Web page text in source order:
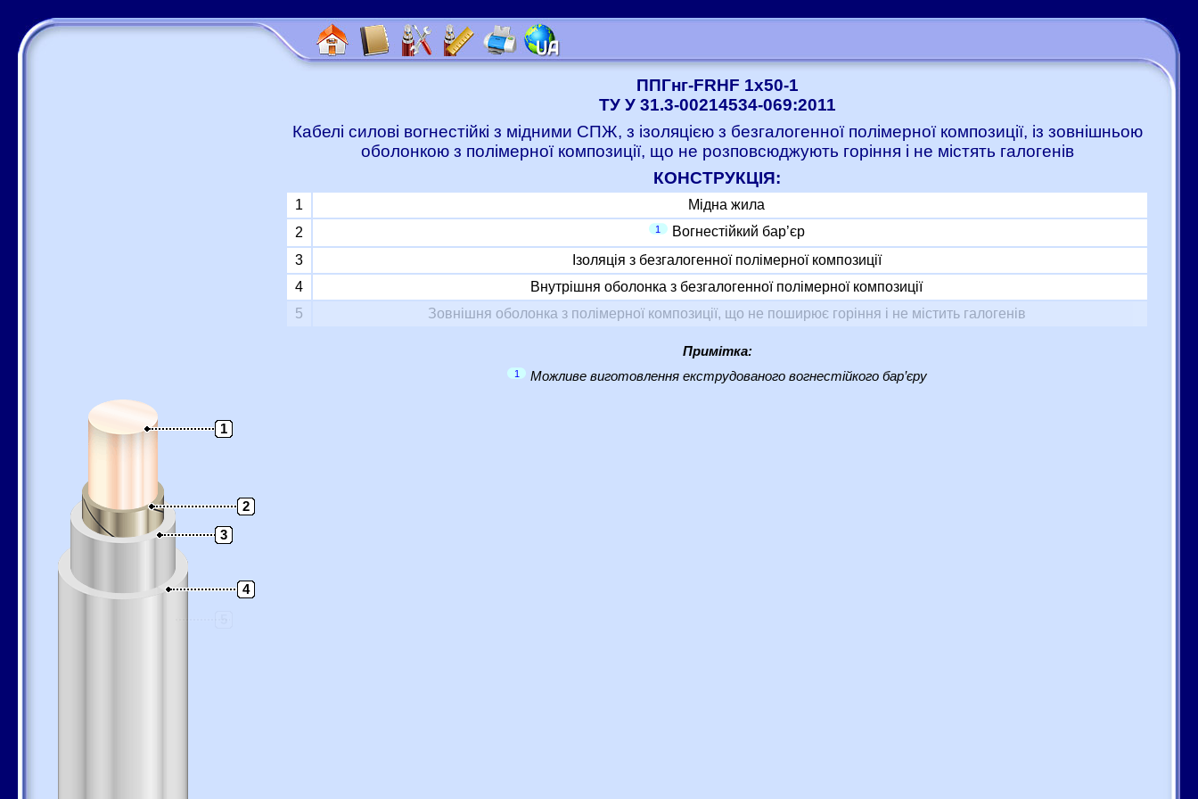
1
2
3
4
ППГнг-FRHF 1x50-1
ТУ У 31.3-00214534-069:2011
Кабелі силові вогнестійкі з мідними СПЖ, з ізоляцією з безгалогенної полімерної композиції, із зовнішньою
оболонкою з полімерної композиції, що не розповсюджують горіння і не містять галогенів
КОНСТРУКЦІЯ:
1
Мідна жила
2
1
Вогнестійкий бар’єр
3
Ізоляція з безгалогенної полімерної композиції
4
Внутрішня оболонка з безгалогенної полімерної композиції
5
Зовнішня оболонка з полімерної композиції, що не поширює горіння і не містить галогенів
Примітка:
1 Можливе виготовлення екструдованого вогнестійкого бар’єру